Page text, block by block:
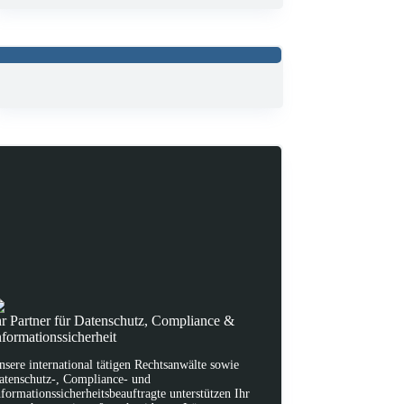
Partner für Datenschutz, Compliance &
international tätigen Rechtsanwälte sowie
, Compliance- und
unterstützen Ihr